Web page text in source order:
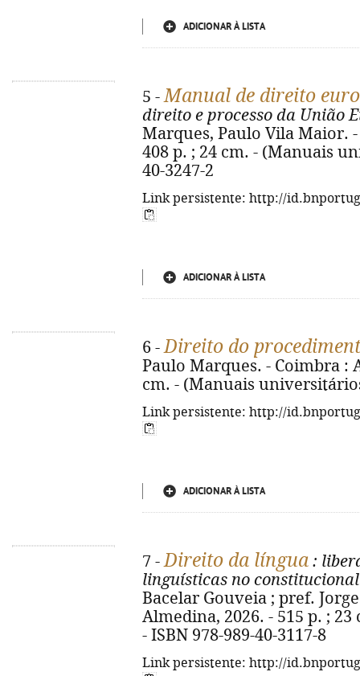
ADICIONAR À LISTA
5 -Manual de direito
direito e processo da União
Marques, Paulo Vila Maior.
408 p. ; 24 cm. - (Manuais
40-3247-2
Link persistente: http://
ADICIONAR À LISTA
6 -Direito do
Paulo Marques. - Coimbra :
cm. - (Manuais
Link persistente: http://
ADICIONAR À LISTA
7 -Direito da língua :
linguísticas no
Bacelar Gouveia ; pref.
Almedina, 2026. - 515 p. ;
- ISBN 978-989-40-3117-8
Link persistente: http://